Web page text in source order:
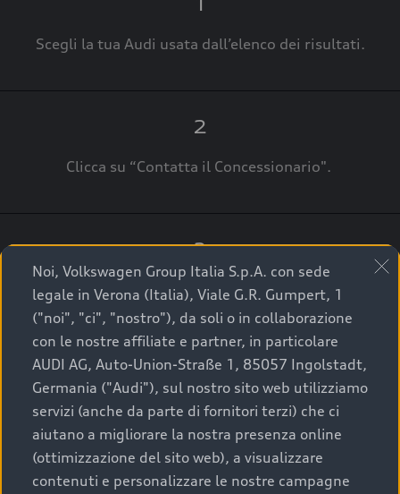
Scegli la tua Audi usata dall’elenco dei risultati.
2
Clicca su “Contatta il Concessionario".
3
A breve verrai ricontattato dal Customer Care
Audi Center o direttamente dal Concessionario
che ti supporterà per finalizzare la tua richiesta.
La qualità di acquistare
un’auto usata Audi
Noi, Volkswagen Group Italia S.p.A. con sede
legale in Verona (Italia), Viale G.R. Gumpert, 1
("noi", "ci", "nostro"), da soli o in collaborazione
con le nostre affiliate e partner, in particolare
AUDI AG, Auto-Union-Straße 1, 85057 Ingolstadt,
Germania ("Audi"), sul nostro sito web utilizziamo
servizi (anche da parte di fornitori terzi) che ci
aiutano a migliorare la nostra presenza online
(ottimizzazione del sito web), a visualizzare
contenuti e personalizzare le nostre campagne